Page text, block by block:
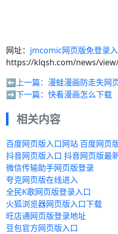
网址： jmcomic网页版免登录
https://klqsh.com/news/
⬅️上一篇： 漫蛙漫画防走失网
➡️下一篇： 快看漫画怎么下载
相关内容
百度网页版入口网站 百度网页
抖音网页版入口 抖音网页版最
微信传输助手网页版登录
夸克网页版在线进入
全民K歌网页版登录入口
火狐浏览器网页版入口下载
旺店通网页版登录地址
豆包官方网页版入口